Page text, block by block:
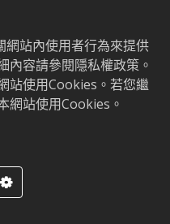
用延伸至RFID reader，
以RFID標準通訊為基
應用軟體擴展至邊緣運
。
層為基底，進而進入應
系統解決方案的專利申
之專利與商標。
站內使用者行為來提供
內容請參閱隱私權政策。
站使用Cookies。若您繼
網站使用Cookies。